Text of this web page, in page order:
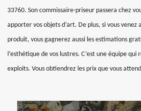
33760. Son commissaire-priseur passera chez
apporter vos objets d’art. De plus, si vous venez
produit, vous gagnerez aussi les estimations
l’esthétique de vos lustres. C’est une équipe qui
exploits. Vous obtiendrez les prix que vous